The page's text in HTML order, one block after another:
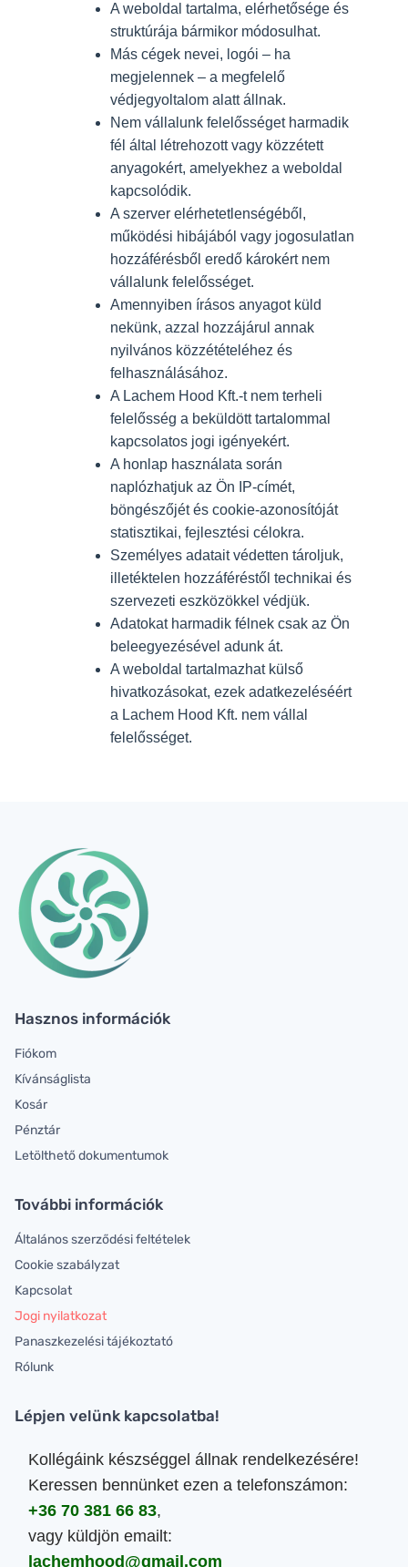
A weboldal tartalma, elérhetősége és
struktúrája bármikor módosulhat.
Más cégek nevei, logói – ha
megjelennek – a megfelelő
védjegyoltalom alatt állnak.
Nem vállalunk felelősséget harmadik
fél által létrehozott vagy közzétett
anyagokért, amelyekhez a weboldal
kapcsolódik.
A szerver elérhetetlenségéből,
működési hibájából vagy jogosulatlan
hozzáférésből eredő károkért nem
vállalunk felelősséget.
Amennyiben írásos anyagot küld
nekünk, azzal hozzájárul annak
nyilvános közzétételéhez és
felhasználásához.
A Lachem Hood Kft.-t nem terheli
felelősség a beküldött tartalommal
kapcsolatos jogi igényekért.
A honlap használata során
naplózhatjuk az Ön IP-címét,
böngészőjét és cookie-azonosítóját
statisztikai, fejlesztési célokra.
Személyes adatait védetten tároljuk,
illetéktelen hozzáféréstől technikai és
szervezeti eszközökkel védjük.
Adatokat harmadik félnek csak az Ön
beleegyezésével adunk át.
A weboldal tartalmazhat külső
hivatkozásokat, ezek adatkezeléséért
a Lachem Hood Kft. nem vállal
felelősséget.
Hasznos információk
Fiókom
Kívánságlista
Kosár
Pénztár
Letölthető dokumentumok
További információk
Általános szerződési feltételek
Cookie szabályzat
Kapcsolat
Jogi nyilatkozat
Panaszkezelési tájékoztató
Rólunk
Lépjen velünk kapcsolatba!
Kollégáink készséggel állnak rendelkezésére!
Keressen bennünket ezen a telefonszámon:
+36 70 381 66 83,
vagy küldjön emailt:
lachemhood@gmail.com